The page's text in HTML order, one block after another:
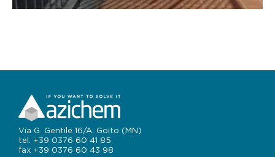
Via G. Gentile 16/A, Goito (MN)
tel. +39 0376 60 41 85
fax +39 0376 60 43 98